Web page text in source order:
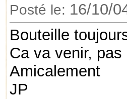
Posté le: 16/10/
Bouteille
Ca va venir,
Amicalement
JP